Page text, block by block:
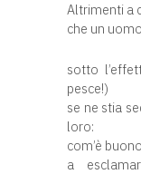
Altrimenti a
che un
sotto
pesce!)
se ne stia
loro:
com’è
a